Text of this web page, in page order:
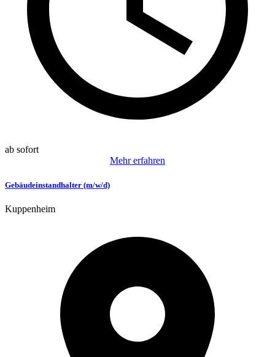
ab sofort
Mehr erfahren
Gebäudeinstandhalter (m/w/d)
Kuppenheim